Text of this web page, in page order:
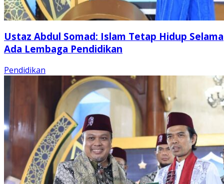
Ustaz Abdul Somad: Islam Tetap Hidup Selama
Ada Lembaga Pendidikan
Pendidikan